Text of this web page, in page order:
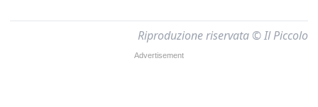
Riproduzione riservata © Il Piccolo